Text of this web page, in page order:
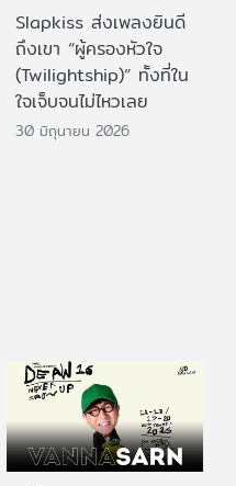
Slapkiss ส่งเพลงยินดี
ถึงเขา “ผู้ครองหัวใจ
(Twilightship)” ทั้งที่ใน
ใจเจ็บจนไม่ไหวเลย
30 มิถุนายน 2026